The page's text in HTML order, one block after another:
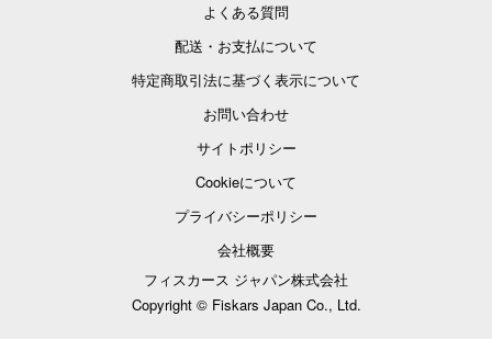
よくある質問
配送・お支払について
特定商取引法に基づく表示について
お問い合わせ
サイトポリシー
Cookieについて
プライバシーポリシー
会社概要
フィスカース ジャパン株式会社
Copyright © Fiskars Japan Co., Ltd.